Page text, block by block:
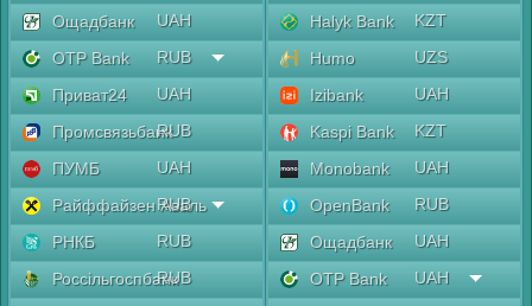
Ощадбанк
UAH
OTP Bank
RUB
Приват24
UAH
ПромсвязьбанкRUB
ПУМБ
UAH
Райффайзен Аваль
RUB
РНКБ
RUB
Россільгоспбанк
RUB
Halyk Bank
KZT
Humo
UZS
Izibank
UAH
Kaspi Bank
KZT
Monobank
UAH
OpenBank
RUB
Ощадбанк
UAH
OTP Bank
UAH